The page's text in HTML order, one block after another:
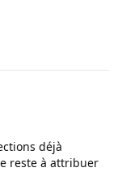
déjà
reste à attribuer